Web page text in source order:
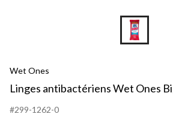
Wet Ones
Linges antibactériens Wet Ones
#299-1262-0